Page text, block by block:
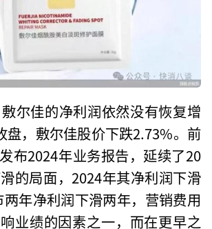
尔佳的净利润依然没有恢复增
盘，敷尔佳股价下跌2.73%。前
布2024年业务报告，延续了20
的局面，2024年其净利润下滑
年净利润下滑两年，营销费用
业绩的因素之一，而在更早之